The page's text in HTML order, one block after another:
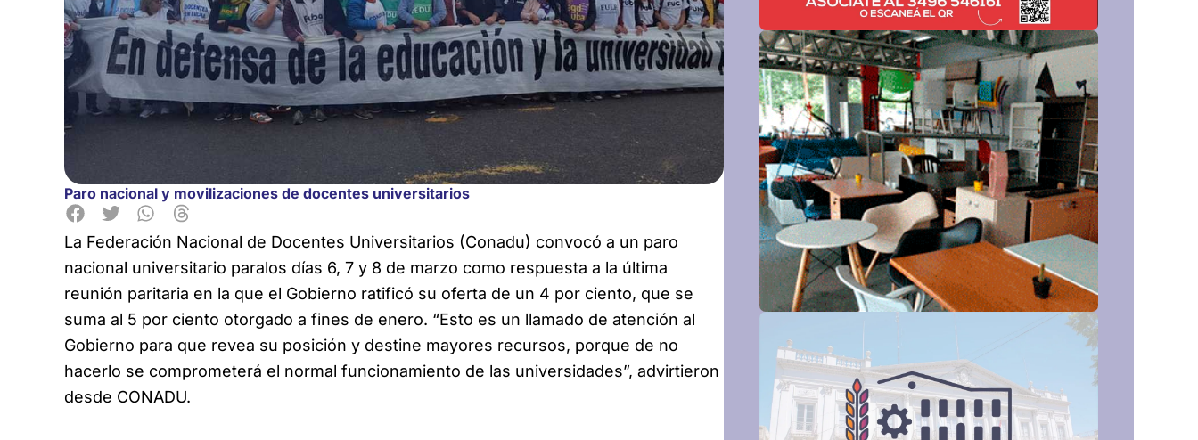
Paro nacional y movilizaciones de docentes universitarios
La Federación Nacional de Docentes Universitarios (Conadu) convocó a un paro
nacional universitario paralos días 6, 7 y 8 de marzo como respuesta a la última
reunión paritaria en la que el Gobierno ratificó su oferta de un 4 por ciento, que se
suma al 5 por ciento otorgado a fines de enero. “Esto es un llamado de atención al
Gobierno para que revea su posición y destine mayores recursos, porque de no
hacerlo se comprometerá el normal funcionamiento de las universidades”, advirtieron
desde CONADU.